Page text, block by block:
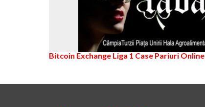
Bitcoin Exchange Liga 1 Case Pariuri Online